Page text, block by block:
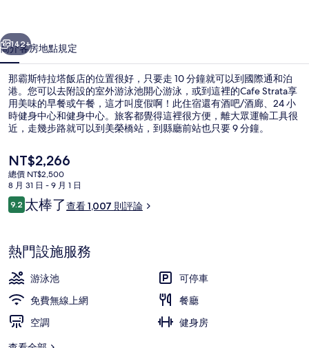
店
的
相
片
集
個 下一個
142+
簡介客房地點規定
那霸斯特拉塔飯店的位置很好，只要走 10 分鐘就可以到國際通和泊
港。您可以去附設的室外游泳池開心游泳，或到這裡的Cafe Strata享
用美味的早餐或午餐，這才叫度假啊！此住宿還有酒吧/酒廊、24 小
時健身中心和健身中心。旅客都覺得這裡很方便，離大眾運輸工具很
近，走幾步路就可以到美榮橋站，到縣廳前站也只要 9 分鐘。
目
前
的
價
格
NT$2,266
總價 NT$2,500
8 月 31 日 - 9 月 1 日
評
論
9.29.2 分，滿分 10 分，
太棒了查看 1,007 則評論
熱門設施服務
游泳池
可停車
免費無線上網
餐廳
空調
健身房